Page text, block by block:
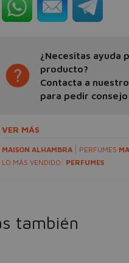
¿Necesitas ayuda
producto?
Contacta a
para pedir consejo
VER MÁS
MAISON ALHAMBRA PERFUMES
LO MÁS VENDIDO: PERFUMES
también